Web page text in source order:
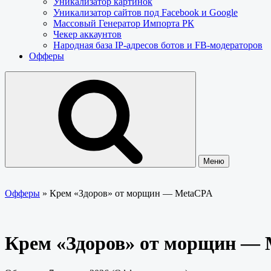
Уникализатор сайтов под Facebook и Google
Массовый Генератор Импорта РК
Чекер аккаунтов
Народная база IP-адресов ботов и FB-модераторов
Офферы
Меню
Офферы » Крем «Здоров» от морщин — MetaCPA
Крем «Здоров» от морщин —